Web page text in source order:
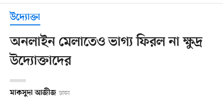
উদ্যোক্তা
অনলাইন মেলাতেও ভাগ্য ফিরল না ক্ষুদ্র
উদ্যোক্তাদের
মাকসুদা আজীজ ঢাকা